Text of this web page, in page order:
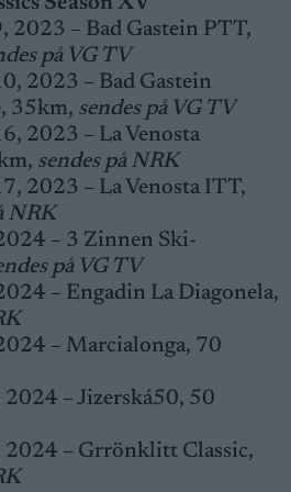
2023 – Bad Gastein PTT,
på VG TV
2023 – Bad Gastein
35km, sendes på VG TV
2023 – La Venosta
sendes på NRK
2023 – La Venosta ITT,
NRK
– 3 Zinnen Ski-
på VG TV
– Engadin La Diagonela,
– Marcialonga, 70
– Jizerská50, 50
2024 – Grrönklitt Classic,